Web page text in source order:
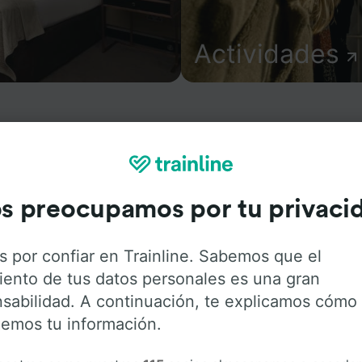
Actividades
sobre la estación y sus servicios, comprueba los
o hacia Alanís. Trainline opera en 45 países y
y autobús incluyendo
. Descubre a dónde
preocupamos por tu
por confiar en Trainline. Sabemos que el
de tus datos personales es una gran
A continuación, te explicamos cómo
tu información.